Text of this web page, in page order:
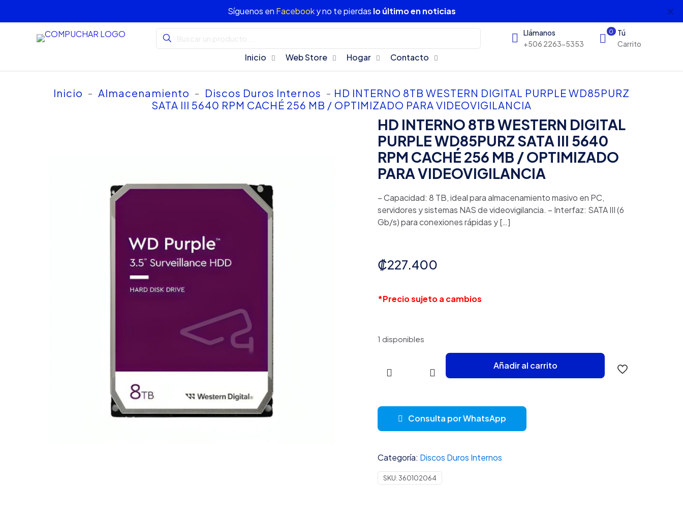
Síguenos en Facebooky no te pierdas lo último en noticias ✕
Llámanos
+506 2263-5353
0
Tú
Carrito
Inicio Web Store Hogar Contacto
Inicio - Almacenamiento - Discos Duros Internos - HD INTERNO 8TB WESTERN DIGITAL PURPLE WD85PURZ
SATA III 5640 RPM CACHÉ 256 MB / OPTIMIZADO PARA VIDEOVIGILANCIA
HD INTERNO 8TB WESTERN DIGITAL
PURPLE WD85PURZ SATA III 5640
RPM CACHÉ 256 MB / OPTIMIZADO
PARA VIDEOVIGILANCIA
– Capacidad: 8 TB, ideal para almacenamiento masivo en PC,
servidores y sistemas NAS de videovigilancia. – Interfaz: SATA III (6
Gb/s) para conexiones rápidas y[…]
₡227.400
*Precio sujeto a cambios
1 disponibles
HD
WESTERN
DIGITAL
SATA
III
5640
Añadir al carrito
Consulta por WhatsApp
Categoría: Discos Duros Internos
SKU:360102064